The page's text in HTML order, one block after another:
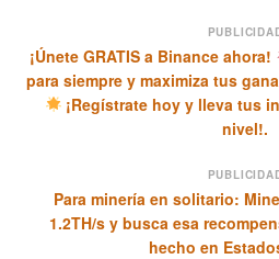
¡Únete GRATIS a Binance ahora!
para siempre y maximiza tus
¡Regístrate hoy y lleva tus
nivel!.
Para minería en solitario:
1.2TH/s y busca esa
hecho en